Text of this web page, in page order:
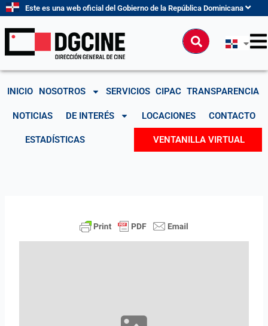
contenido
Este es una web oficial del Gobierno de la República Dominicana
Buscar
INICIO NOSOTROS SERVICIOS CIPAC TRANSPARENCIA
NOTICIAS DE INTERÉS LOCACIONES CONTACTO
ESTADÍSTICAS VENTANILLA VIRTUAL